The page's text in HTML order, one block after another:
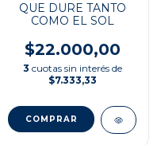
QUE DURE TANTO
COMO EL SOL
$22.000,00
3 cuotas sin interés de
$7.333,33